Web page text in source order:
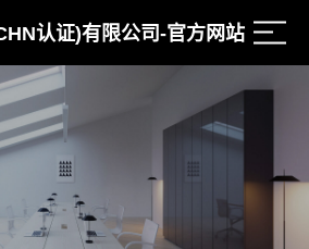
认证)有限公司-官方网站